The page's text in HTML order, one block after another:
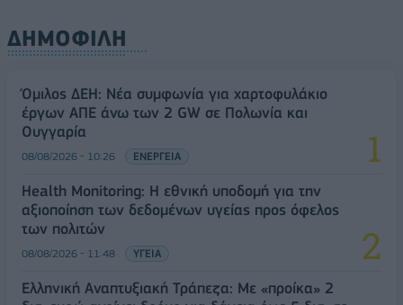
ΔΗΜΟΦΙΛΗ
Όμιλος ΔΕΗ: Νέα συμφωνία για χαρτοφυλάκιο
έργων ΑΠΕ άνω των 2 GW σε Πολωνία και
Ουγγαρία
08/08/2026 - 10:26 ΕΝΕΡΓΕΙΑ
Health Monitoring: Η εθνική υποδομή για την
αξιοποίηση των δεδομένων υγείας προς όφελος
των πολιτών
08/08/2026 - 11:48 ΥΓΕΙΑ
Ελληνική Αναπτυξιακή Τράπεζα: Με «προίκα» 2